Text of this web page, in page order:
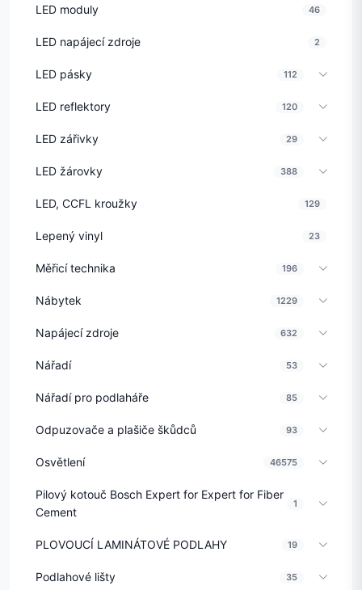
LED moduly 46
LED napájecí zdroje 2
LED pásky 112
LED reflektory 120
LED zářivky 29
LED žárovky 388
LED, CCFL kroužky 129
Lepený vinyl 23
Měřicí technika 196
Nábytek 1229
Napájecí zdroje 632
Nářadí 53
Nářadí pro podlaháře 85
Odpuzovače a plašiče škůdců 93
Osvětlení 46575
Pilový kotouč Bosch Expert for Expert for Fiber
Cement
1
PLOVOUCÍ LAMINÁTOVÉ PODLAHY 19
Podlahové lišty 35